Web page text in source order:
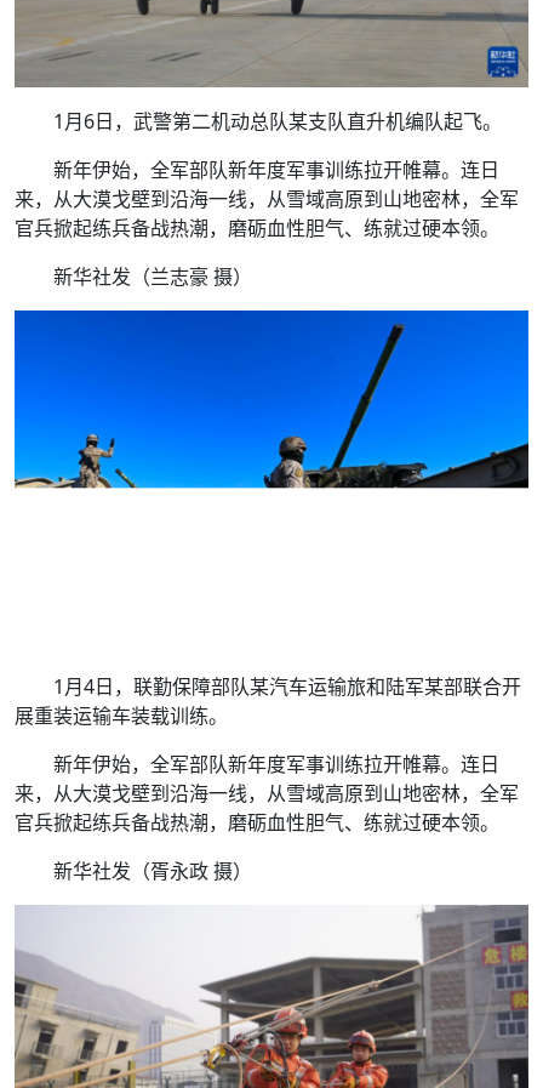
1月6日，武警第二机动总队某支队直升机编队起飞。
新年伊始，全军部队新年度军事训练拉开帷幕。连日
来，从大漠戈壁到沿海一线，从雪域高原到山地密林，全军
官兵掀起练兵备战热潮，磨砺血性胆气、练就过硬本领。
新华社发（兰志豪 摄）
1月4日，联勤保障部队某汽车运输旅和陆军某部联合开
展重装运输车装载训练。
新年伊始，全军部队新年度军事训练拉开帷幕。连日
来，从大漠戈壁到沿海一线，从雪域高原到山地密林，全军
官兵掀起练兵备战热潮，磨砺血性胆气、练就过硬本领。
新华社发（胥永政 摄）